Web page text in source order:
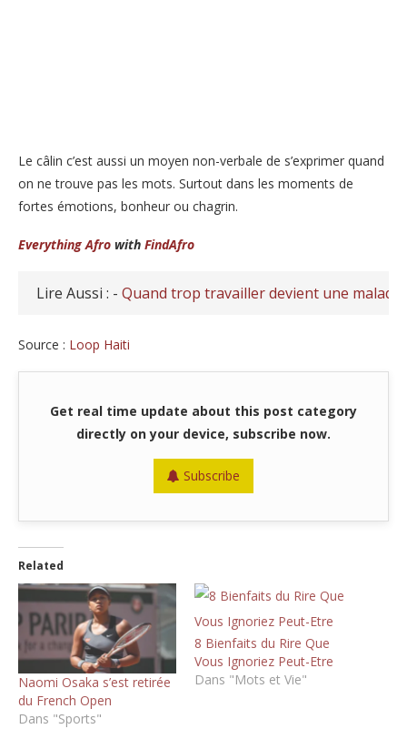
Le câlin c’est aussi un moyen non-verbale de s’exprimer quand
on ne trouve pas les mots. Surtout dans les moments de
fortes émotions, bonheur ou chagrin.
Everything Afro with FindAfro
Lire Aussi : - Quand trop travailler devient une maladie
Source : Loop Haiti
Get real time update about this post category
directly on your device, subscribe now.
Subscribe
Related
Naomi Osaka s’est retirée
du French Open
Dans "Sports"
8 Bienfaits du Rire Que
Vous Ignoriez Peut-Etre
Dans "Mots et Vie"